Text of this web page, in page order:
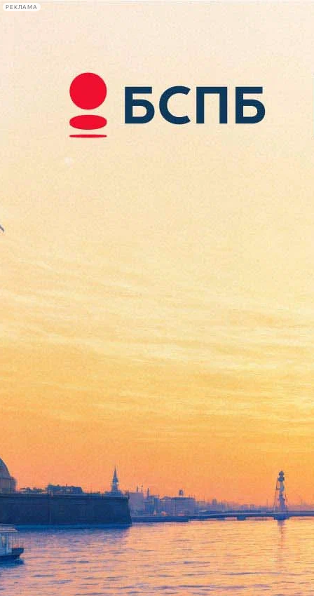
РЕКЛАМА
Сегодня:
2026.08.08
11:39
Афиша Plus
Интернет-пользователи
собрали для "Левиафана"
полмиллиона рублей
Версия для печати
Независимый digital-продюсер Вячеслав Смирнов осуществил
акцию, направленную против интернет-пиратов,
выложивших в свободный доступ фильмы-номинанты
"Оскара – 2015". Как известно, "Левиафан" Андрея
Звягинцева входит в их число. На сайте акции зрителям была
предоставлена возможность поблагодарить команду фильма,
осуществив перевод денежных средств любого количества.